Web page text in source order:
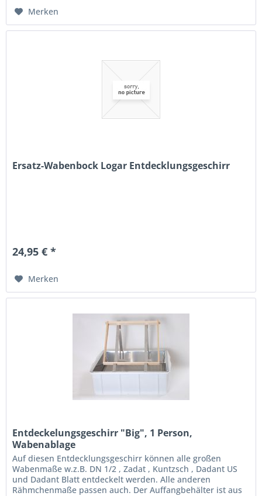
Merken
Ersatz-Wabenbock Logar Entdecklungsgeschirr
24,95 € *
Merken
Entdeckelungsgeschirr "Big", 1 Person,
Wabenablage
Auf diesen Entdecklungsgeschirr können alle großen
Wabenmaße w.z.B. DN 1/2 , Zadat , Kuntzsch , Dadant US
und Dadant Blatt entdeckelt werden. Alle anderen
Rähmchenmaße passen auch. Der Auffangbehälter ist aus